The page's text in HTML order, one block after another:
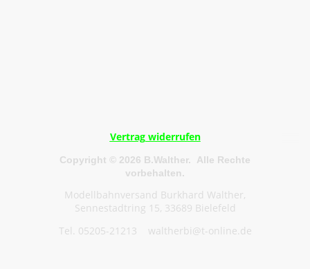
Vertrag widerrufen
Copyright © 2026 B.Walther. Alle Rechte
vorbehalten.
Modellbahnversand Burkhard Walther,
Sennestadtring 15, 33689 Bielefeld
Tel. 05205-21213 waltherbi@t-online.de